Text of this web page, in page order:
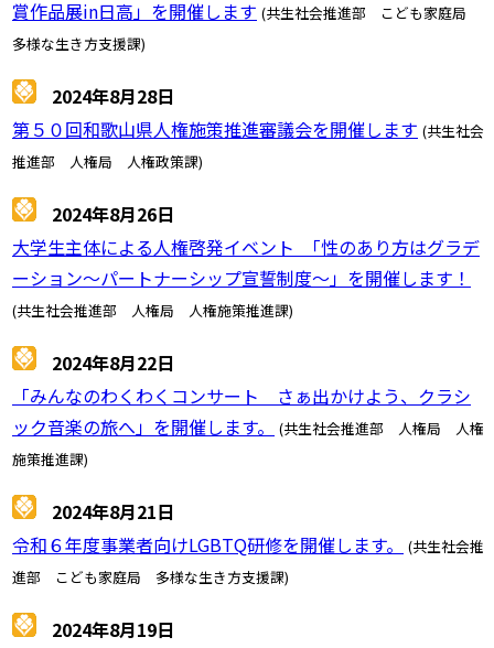
賞作品展in日高」を開催します (共生社会推進部 こども家庭局
多様な生き方支援課)
2024年8月28日
第５０回和歌山県人権施策推進審議会を開催します (共生社会
推進部 人権局 人権政策課)
2024年8月26日
大学生主体による人権啓発イベント 「性のあり方はグラデ
ーション～パートナーシップ宣誓制度～」を開催します！
(共生社会推進部 人権局 人権施策推進課)
2024年8月22日
「みんなのわくわくコンサート さぁ出かけよう、クラシ
ック音楽の旅へ」を開催します。
(共生社会推進部 人権局 人権
施策推進課)
2024年8月21日
令和６年度事業者向けLGBTQ研修を開催します。
(共生社会推
進部 こども家庭局 多様な生き方支援課)
2024年8月19日